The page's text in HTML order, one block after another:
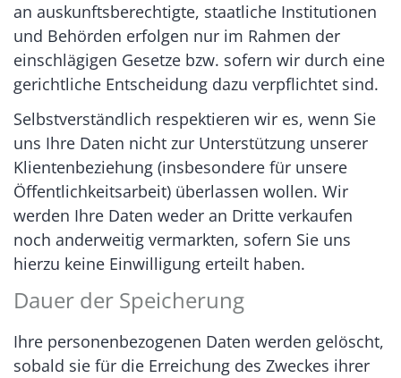
an auskunftsberechtigte, staatliche Institutionen
und Behörden erfolgen nur im Rahmen der
einschlägigen Gesetze bzw. sofern wir durch eine
gerichtliche Entscheidung dazu verpflichtet sind.
Selbstverständlich respektieren wir es, wenn Sie
uns Ihre Daten nicht zur Unterstützung unserer
Klientenbeziehung (insbesondere für unsere
Öffentlichkeitsarbeit) überlassen wollen. Wir
werden Ihre Daten weder an Dritte verkaufen
noch anderweitig vermarkten, sofern Sie uns
hierzu keine Einwilligung erteilt haben.
Dauer der Speicherung
Ihre personenbezogenen Daten werden gelöscht,
sobald sie für die Erreichung des Zweckes ihrer